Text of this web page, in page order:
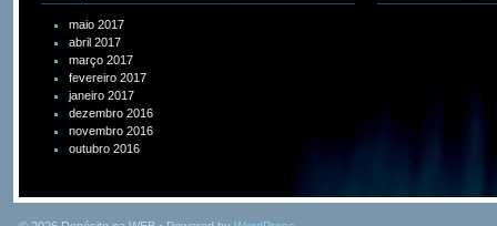
maio 2017
abril 2017
março 2017
fevereiro 2017
janeiro 2017
dezembro 2016
novembro 2016
outubro 2016